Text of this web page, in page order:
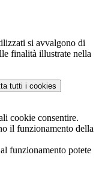
si avvalgono di
finalità illustrate nella
tutti i cookies
cookie consentire.
il funzionamento della
funzionamento potete